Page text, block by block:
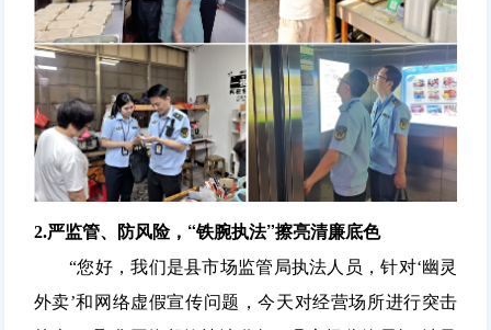
2.严监管、防风险， “铁腕执法”擦亮清廉底色
“您好，我们是县市场监管局执法人员，针对‘幽灵
外卖’和网络虚假宣传问题，今天对经营场所进行突击